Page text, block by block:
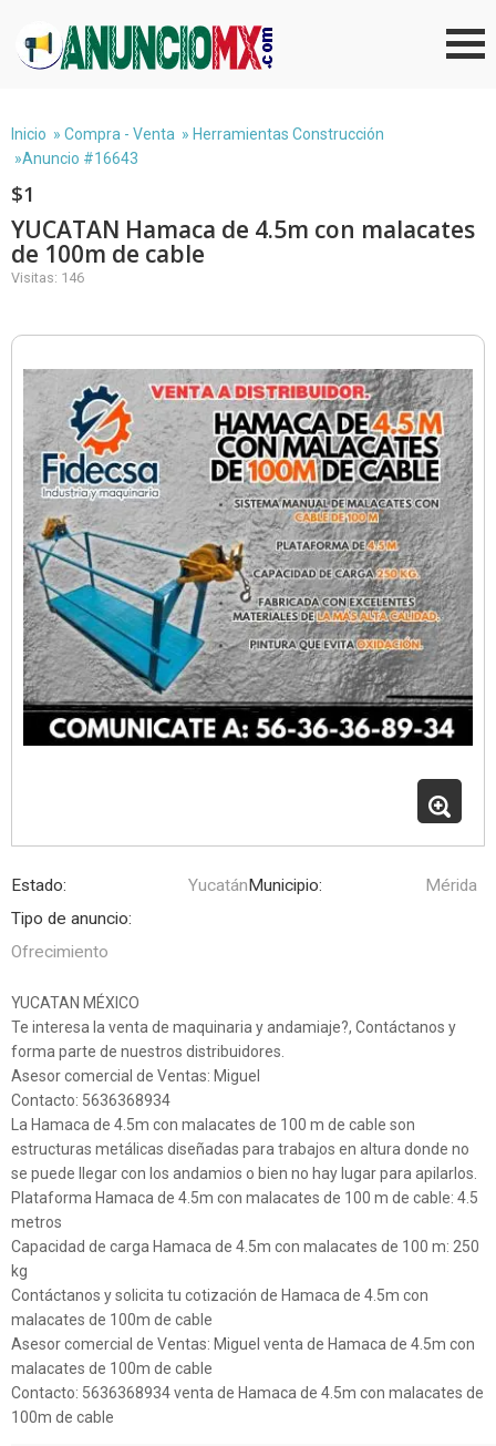
Inicio » Compra - Venta » Herramientas Construcción
»Anuncio #16643
$1
YUCATAN Hamaca de 4.5m con malacates
de 100m de cable
Visitas: 146
Estado: YucatánMunicipio:
Mérida
Tipo de anuncio:
Ofrecimiento
YUCATAN MÉXICO
Te interesa la venta de maquinaria y andamiaje?, Contáctanos y
forma parte de nuestros distribuidores.
Asesor comercial de Ventas: Miguel
Contacto: 5636368934
La Hamaca de 4.5m con malacates de 100 m de cable son
estructuras metálicas diseñadas para trabajos en altura donde no
se puede llegar con los andamios o bien no hay lugar para apilarlos.
Plataforma Hamaca de 4.5m con malacates de 100 m de cable: 4.5
metros
Capacidad de carga Hamaca de 4.5m con malacates de 100 m: 250
kg
Contáctanos y solicita tu cotización de Hamaca de 4.5m con
malacates de 100m de cable
Asesor comercial de Ventas: Miguel venta de Hamaca de 4.5m con
malacates de 100m de cable
Contacto: 5636368934 venta de Hamaca de 4.5m con malacates de
100m de cable